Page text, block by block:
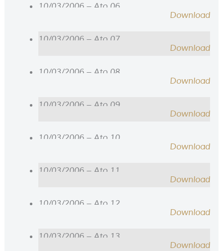
10/03/2006 – Ato 06
Download
10/03/2006 – Ato 07
Download
10/03/2006 – Ato 08
Download
10/03/2006 – Ato 09
Download
10/03/2006 – Ato 10
Download
10/03/2006 – Ato 11
Download
10/03/2006 – Ato 12
Download
10/03/2006 – Ato 13
Download